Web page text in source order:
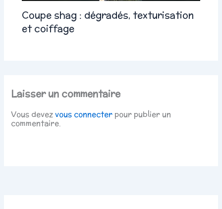
Coupe shag : dégradés, texturisation
et coiffage
Laisser un commentaire
Vous devezvous connecter pour publier un
commentaire.